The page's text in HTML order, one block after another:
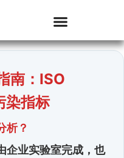
南：ISO
染指标
析？
企业实验室完成，也